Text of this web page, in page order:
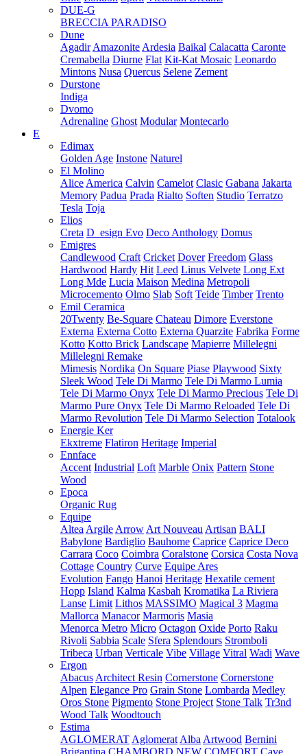
DUE-G
BRECCIA PARADISO
Dune
Agadir Amazonite Ardesia Baikal Calacatta Caronte
Cremabella Diurne Flat Kit-Kat Mosaic Leonardo
Mintons Nusa Quercus Selene Zement
Durstone
Indiga
Dvomo
Adrenaline Ghost Modular Montecarlo
E
Edimax
Golden Age Instone Naturel
El Molino
Alice America Calvin Camelot Clasic Gabana Jakarta
Memory Padua Prada Rialto Soften Studio Terratzo
Tesla Toja
Elios
Creta D_esign Evo Deco Anthology Domus
Emigres
Candlewood Craft Cricket Dover Freedom Glass
Hardwood Hardy Hit Leed Linus Velvete Long Ext
Long Mde Lucia Maison Medina Metropoli
Microcemento Olmo Slab Soft Teide Timber Trento
Emil Ceramica
20Twenty Be-Square Chateau Dimore Everstone
Externa Externa Cotto Externa Quarzite Fabrika Forme
Kotto Kotto Brick Landscape Mapierre Millelegni
Millelegni Remake
Mimesis Nordika On Square Piase Playwood Sixty
Sleek Wood Tele Di Marmo Tele Di Marmo Lumia
Tele Di Marmo Onyx Tele Di Marmo Precious Tele Di
Marmo Pure Onyx Tele Di Marmo Reloaded Tele Di
Marmo Revolution Tele Di Marmo Selection Totalook
Energie Ker
Ekxtreme Flatiron Heritage Imperial
Ennface
Accent Industrial Loft Marble Onix Pattern Stone
Wood
Epoca
Organic Rug
Equipe
Altea Argile Arrow Art Nouveau Artisan BALI
Babylone Bardiglio Bauhome Caprice Caprice Deco
Carrara Coco Coimbra Coralstone Corsica Costa Nova
Cottage Country Curve Equipe Ares
Evolution Fango Hanoi Heritage Hexatile cement
Hopp Island Kalma Kasbah Kromatika La Riviera
Lanse Limit Lithos MASSIMO Magical 3 Magma
Mallorca Manacor Marmoris Masia
Menorca Metro Micro Octagon Oxide Porto Raku
Rivoli Sabbia Scale Sfera Splendours Stromboli
Tribeca Urban Verticale Vibe Village Vitral Wadi Wave
Ergon
Abacus Architect Resin Cornerstone Cornerstone
Alpen Elegance Pro Grain Stone Lombarda Medley
Oros Stone Pigmento Stone Project Stone Talk Tr3nd
Wood Talk Woodtouch
Estima
AGLOMERAT Aglomerat Alba Artwood Bernini